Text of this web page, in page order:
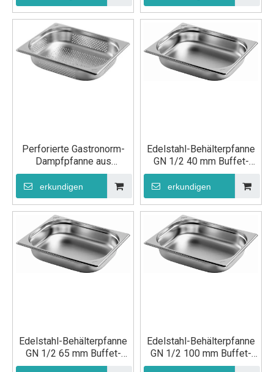
Perforierte Gastronorm-
Dampfpfanne aus
Edelstahl, GN 1/2, 65 mm,
für die Küche
erkundigen
Edelstahl-Behälterpfanne
GN 1/2 40 mm Buffet-
Speisepfanne
erkundigen
Edelstahl-Behälterpfanne
GN 1/2 65 mm Buffet-
Lebensmittelpfanne
Edelstahl-Behälterpfanne
GN 1/2 100 mm Buffet-
Speisepfanne